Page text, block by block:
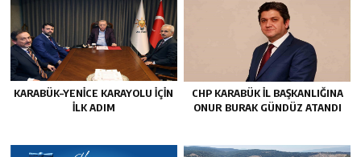
KARABÜK–YENİCE KARAYOLU İÇİN
İLK ADIM
CHP KARABÜK İL BAŞKANLIĞINA
ONUR BURAK GÜNDÜZ ATANDI